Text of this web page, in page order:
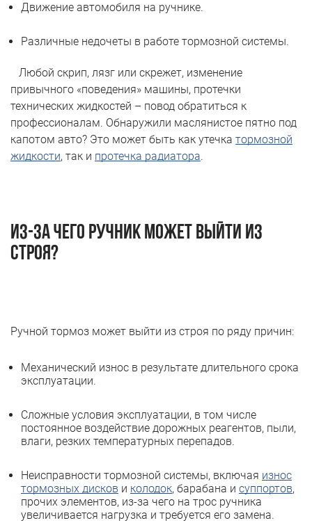
Движение автомобиля на ручнике.
Различные недочеты в работе тормозной системы.
Любой скрип, лязг или скрежет, изменение
привычного «поведения» машины, протечки
технических жидкостей – повод обратиться к
профессионалам. Обнаружили маслянистое пятно под
капотом авто? Это может быть как утечка тормозной
жидкости, так и протечка радиатора.
Из-за чего ручник может выйти из
строя?
Ручной тормоз может выйти из строя по ряду причин:
Механический износ в результате длительного срока
эксплуатации.
Сложные условия эксплуатации, в том числе
постоянное воздействие дорожных реагентов, пыли,
влаги, резких температурных перепадов.
Неисправности тормозной системы, включая износ
тормозных дисков и колодок, барабана и суппортов,
прочих элементов, из-за чего на трос ручника
увеличивается нагрузка и требуется его замена.